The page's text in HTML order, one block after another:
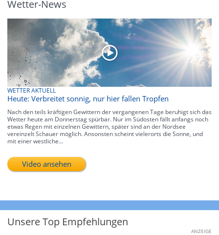
Wetter-News
WETTER AKTUELL
Heute: Verbreitet sonnig, nur hier fallen Tropfen
Nach den teils kräftigen Gewittern der vergangenen Tage beruhigt sich das
Wetter heute am Donnerstag spürbar. Nur im Südosten fällt anfangs noch
etwas Regen mit einzelnen Gewittern, später sind an der Nordsee
vereinzelt Schauer möglich. Ansonsten scheint vielerorts die Sonne, und
mit einer westliche...
Video ansehen
Unsere Top Empfehlungen
ANZEIGE